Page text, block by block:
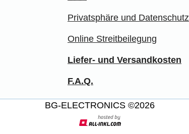
Privatsphäre und Datenschutz
Online Streitbeilegung
Liefer- und Versandkosten
F.A.Q.
BG-ELECTRONICS ©2026